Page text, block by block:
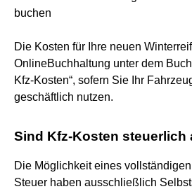
buchen
Die Kosten für Ihre neuen
OnlineBuchhaltung unter dem
Kfz-Kosten“, sofern Sie Ihr
geschäftlich nutzen.
Sind Kfz-Kosten steuerlich
Die Möglichkeit eines
Steuer haben ausschließlich